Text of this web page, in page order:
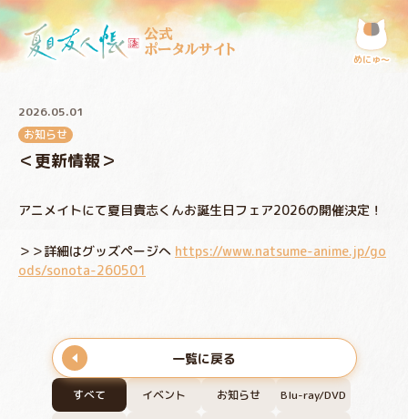
公式
ポータルサイト
めにゅ〜
すべて イベント お知らせ Blu-ray/DVD
2026.05.01
お知らせ
＜更新情報＞
アニメイトにて夏目貴志くんお誕生日フェア2026の開催決定！
＞＞詳細はグッズページへ https://www.natsume-anime.jp/go
ods/sonota-260501
一覧に戻る